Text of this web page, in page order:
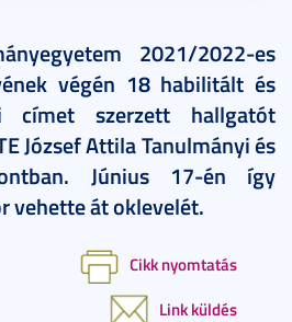
2021/2022-es
végén 18 habilitált és
címet szerzett hallgatót
József Attila Tanulmányi és
Június 17-én így
vehette át oklevelét.
Cikk nyomtatás
Link küldés